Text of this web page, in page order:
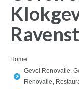
You are here:
Home
Gevel Renovatie,
Renovatie,